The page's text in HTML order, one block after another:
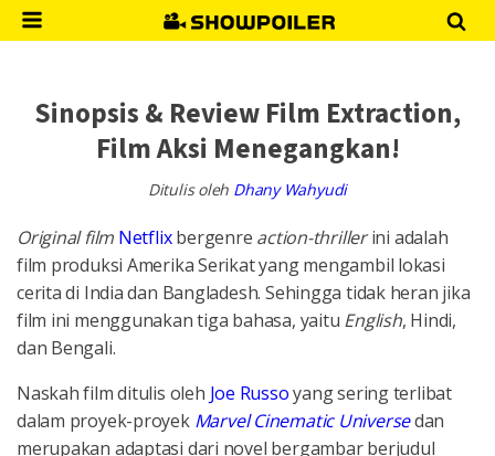
Sinopsis & Review Film Extraction,
Film Aksi Menegangkan!
Ditulis oleh Dhany Wahyudi
Original film Netflixbergenre action-thrillerini adalah
film produksi Amerika Serikat yang mengambil lokasi
cerita di India dan Bangladesh. Sehingga tidak heran jika
film ini menggunakan tiga bahasa, yaitu English, Hindi,
dan Bengali.
Naskah film ditulis oleh Joe Russoyang sering terlibat
dalam proyek-proyek Marvel Cinematic Universedan
merupakan adaptasi dari novel bergambar berjudul